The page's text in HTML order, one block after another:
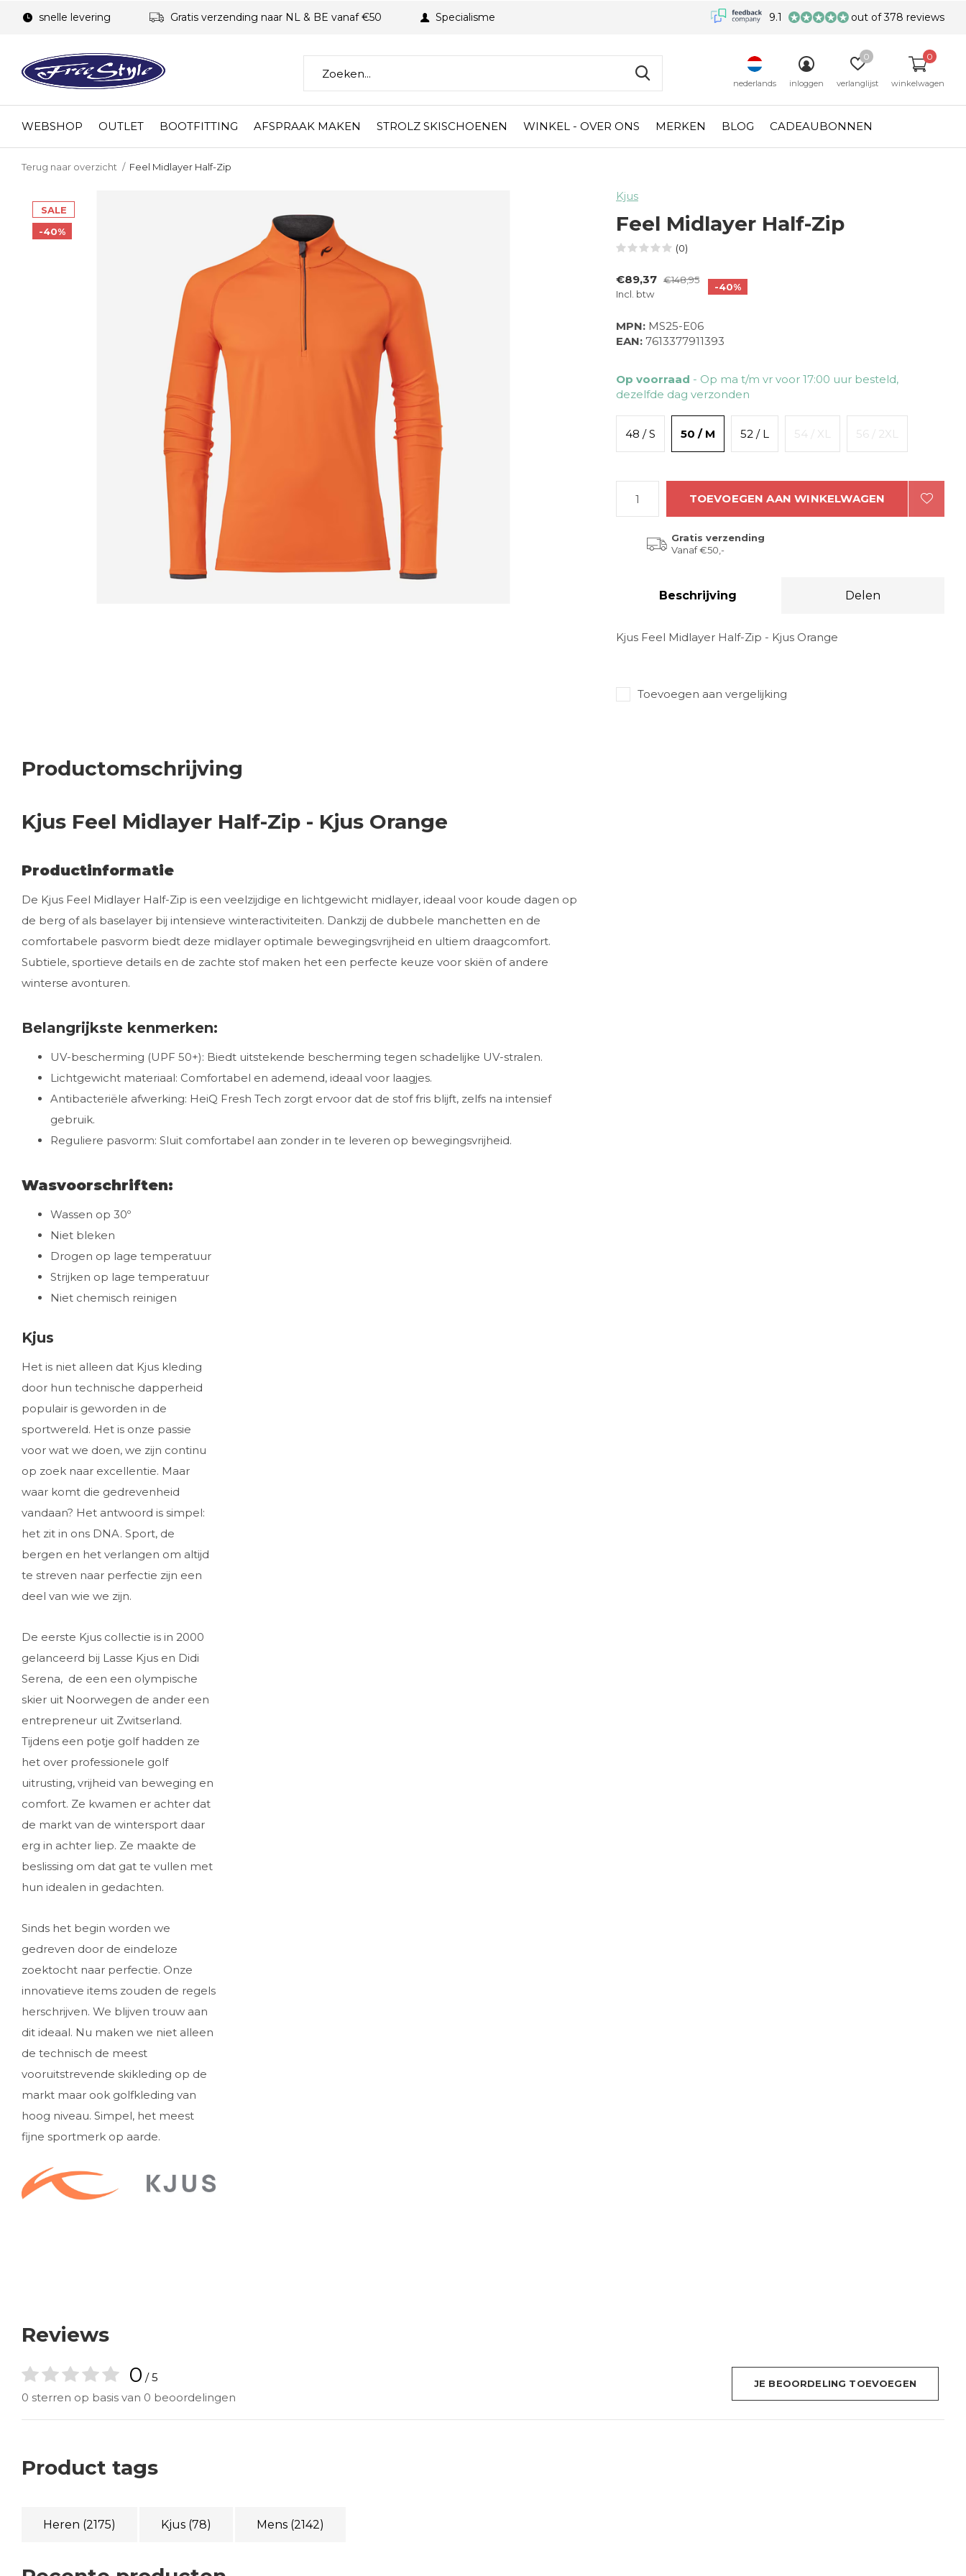
WEBSHOP OUTLET BOOTFITTING AFSPRAAK MAKEN STROLZ SKISCHOENEN WINKEL - OVER ONS MERKEN BLOG CADEAUBONNEN
nederlands inloggen verlanglijst
0
winkelwagen
0
snelle levering Gratis verzending naar NL & BE vanaf €50 Specialisme 9.1 out of 378 reviews
Terug naar overzicht Feel Midlayer Half-Zip
SALE
-40%
Kjus
Feel Midlayer Half-Zip
(0)
€89,37 €148,95
Incl. btw
-40%
MPN: MS25-E06
EAN: 7613377911393
Op voorraad - Op ma t/m vr voor 17:00 uur besteld,
dezelfde dag verzonden
48 / S 50 / M 52 / L 54 / XL 56 / 2XL
TOEVOEGEN AAN WINKELWAGEN
Gratis verzending
Vanaf €50,-
Beschrijving Delen
Kjus Feel Midlayer Half-Zip - Kjus Orange
Toevoegen aan vergelijking
Productomschrijving
Kjus Feel Midlayer Half-Zip - Kjus Orange
Productinformatie
De Kjus Feel Midlayer Half-Zip is een veelzijdige en lichtgewicht midlayer, ideaal voor koude dagen op
de berg of als baselayer bij intensieve winteractiviteiten. Dankzij de dubbele manchetten en de
comfortabele pasvorm biedt deze midlayer optimale bewegingsvrijheid en ultiem draagcomfort.
Subtiele, sportieve details en de zachte stof maken het een perfecte keuze voor skiën of andere
winterse avonturen.
Belangrijkste kenmerken:
UV-bescherming (UPF 50+): Biedt uitstekende bescherming tegen schadelijke UV-stralen.
Lichtgewicht materiaal: Comfortabel en ademend, ideaal voor laagjes.
Antibacteriële afwerking: HeiQ Fresh Tech zorgt ervoor dat de stof fris blijft, zelfs na intensief
gebruik.
Reguliere pasvorm: Sluit comfortabel aan zonder in te leveren op bewegingsvrijheid.
Wasvoorschriften:
Wassen op 30º
Niet bleken
Drogen op lage temperatuur
Strijken op lage temperatuur
Niet chemisch reinigen
Kjus
Het is niet alleen dat Kjus kleding
door hun technische dapperheid
populair is geworden in de
sportwereld. Het is onze passie
voor wat we doen, we zijn continu
op zoek naar excellentie. Maar
waar komt die gedrevenheid
vandaan? Het antwoord is simpel:
het zit in ons DNA. Sport, de
bergen en het verlangen om altijd
te streven naar perfectie zijn een
deel van wie we zijn.
De eerste Kjus collectie is in 2000
gelanceerd bij Lasse Kjus en Didi
Serena, de een een olympische
skier uit Noorwegen de ander een
entrepreneur uit Zwitserland.
Tijdens een potje golf hadden ze
het over professionele golf
uitrusting, vrijheid van beweging en
comfort. Ze kwamen er achter dat
de markt van de wintersport daar
erg in achter liep. Ze maakte de
beslissing om dat gat te vullen met
hun idealen in gedachten.
Sinds het begin worden we
gedreven door de eindeloze
zoektocht naar perfectie. Onze
innovatieve items zouden de regels
herschrijven. We blijven trouw aan
dit ideaal. Nu maken we niet alleen
de technisch de meest
vooruitstrevende skikleding op de
markt maar ook golfkleding van
hoog niveau. Simpel, het meest
fijne sportmerk op aarde.
Reviews
0 / 5
0 sterren op basis van 0 beoordelingen
JE BEOORDELING TOEVOEGEN
Product tags
Heren (2175) Kjus (78) Mens (2142)